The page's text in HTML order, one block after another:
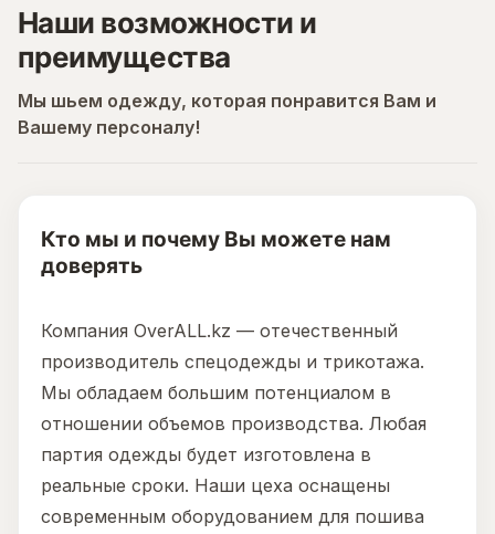
Наши возможности и
преимущества
Мы шьем одежду, которая понравится Вам и
Вашему персоналу!
Кто мы и почему Вы можете нам
доверять
Компания OverALL.kz — отечественный
производитель спецодежды и трикотажа.
Мы обладаем большим потенциалом в
отношении объемов производства. Любая
партия одежды будет изготовлена в
реальные сроки. Наши цеха оснащены
современным оборудованием для пошива